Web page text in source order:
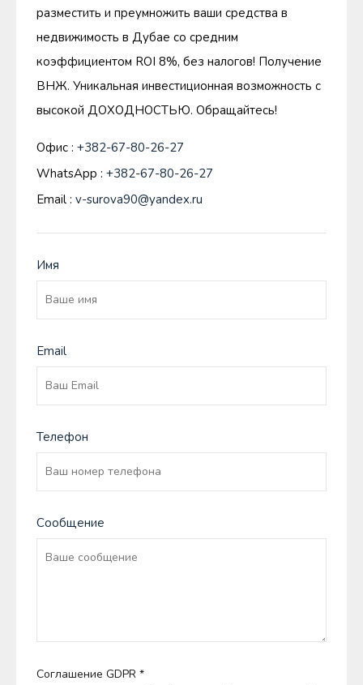
разместить и преумножить ваши средства в
недвижимость в Дубае со средним
коэффициентом ROI 8%, без налогов! Получение
ВНЖ. Уникальная инвестиционная возможность с
высокой ДОХОДНОСТЬЮ. Обращайтесь!
Офис : +382-67-80-26-27
WhatsApp : +382-67-80-26-27
Email : v-surova90@yandex.ru
Имя
Email
Телефон
Сообщение
Соглашение GDPR *